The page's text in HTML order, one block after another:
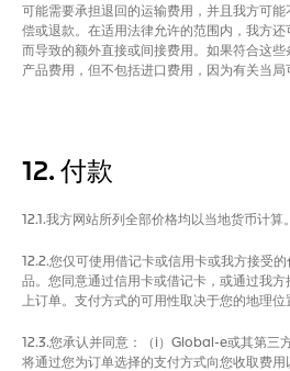
可能需要承担退回的运输费用，并且我方可
偿或退款。在适用法律允许的范围内，我方
而导致的额外直接或间接费用。如果符合这
产品费用，但不包括进口费用，因为有关当局
12. 付款
12.1.我方网站所列全部价格均以当地货币计算。
12.2.您仅可使用借记卡或信用卡或我方接受
品。您同意通过信用卡或借记卡，或通过我方
上订单。支付方式的可用性取决于您的地理位
12.3.您承认并同意：（i）Global-e或其第三
将通过您为订单选择的支付方式向您收取费